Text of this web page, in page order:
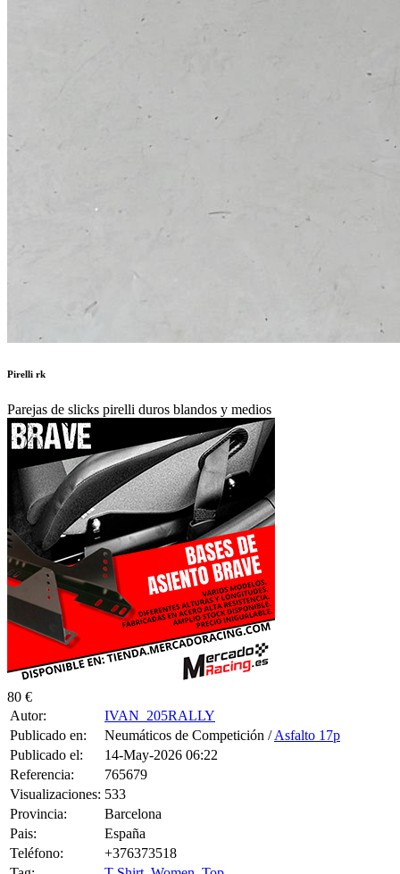
Pirelli rk
Parejas de slicks pirelli duros blandos y medios
80 €
Autor:
IVAN_205RALLY
Publicado en:
Neumáticos de Competición /Asfalto 17p
Publicado el:
14-May-2026 06:22
Referencia:
765679
Visualizaciones: 533
Provincia:
Barcelona
Pais:
España
Teléfono:
+376373518